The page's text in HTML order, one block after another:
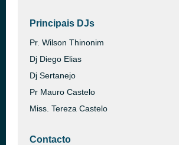
Principais DJs
Pr. Wilson Thinonim
Dj Diego Elias
Dj Sertanejo
Pr Mauro Castelo
Miss. Tereza Castelo
Contacto